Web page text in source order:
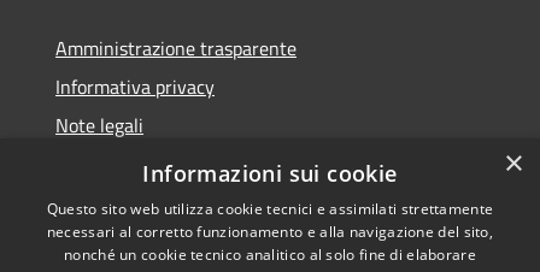
Amministrazione trasparente
Informativa privacy
Note legali
Dichiarazione di accessibilità
×
Informazioni sui cookie
Questo sito web utilizza cookie tecnici e assimilati strettamente
necessari al corretto funzionamento e alla navigazione del sito,
nonché un cookie tecnico analitico al solo fine di elaborare